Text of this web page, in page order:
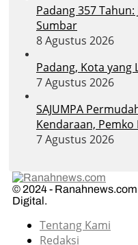
Padang 357
Sumbar
8 Agustus 2026
Padang, Kota yang
7 Agustus 2026
SAJUMPA
Kendaraan,
7 Agustus 2026
© 2024 -
Digital.
Tentang Kami
Redaksi